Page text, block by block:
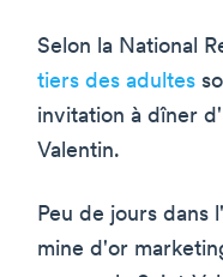
Selon la National
tiers des adultes
invitation à dîner
Valentin.
Peu de jours dans
mine d'or